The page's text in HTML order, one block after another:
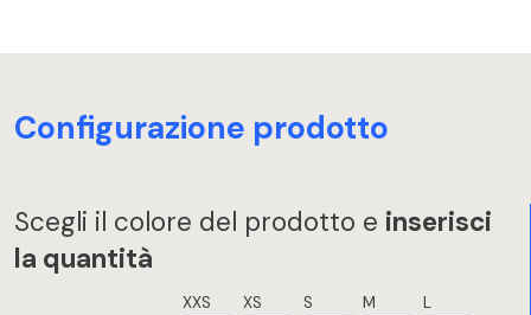
Configurazione prodotto
Scegli il colore del prodotto e inserisci
la quantità
XXS XS S M L